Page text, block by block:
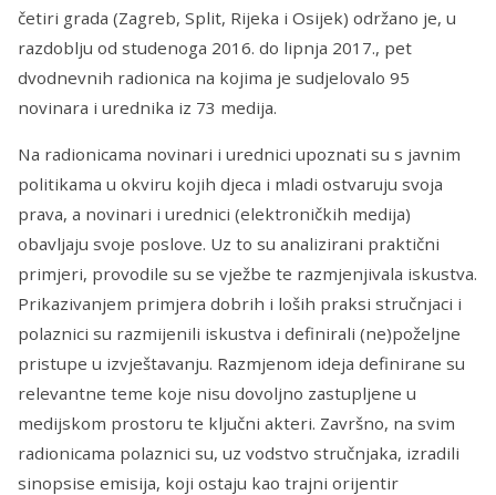
četiri grada (Zagreb, Split, Rijeka i Osijek) održano je, u
razdoblju od stu­denoga 2016. do lipnja 2017., pet
dvodnevnih radionica na kojima je sudjelovalo 95
novinara i urednika iz 73 medija.
Na radionicama novinari i urednici upoznati su s javnim
politikama u okviru kojih djeca i mladi ostvaruju svoja
prava, a novinari i urednici (elektroničkih medija)
obavljaju svoje poslove. Uz to su analizirani praktični
primjeri, provodile su se vježbe te razmjenjivala iskustva.
Prikazivanjem primjera dobrih i loših praksi stručnjaci i
polaznici su razmijenili iskustva i definirali (ne)poželjne
pri­stupe u izvještavanju. Razmjenom ideja definirane su
relevantne teme koje nisu dovoljno zastupljene u
medijskom prostoru te ključni akteri. Završno, na svim
radionica­ma polaznici su, uz vodstvo stručnjaka, izradili
sinopsise emisija, koji ostaju kao trajni orijentir